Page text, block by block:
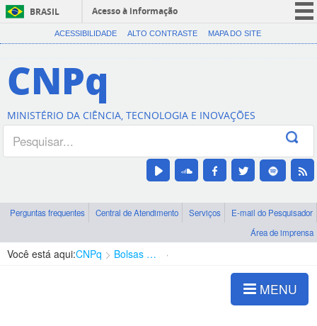
BRASIL
Acesso à informação
CORONAVÍRUS (COVID-19)
Canais
ACESSIBILIDADE ALTO CONTRASTE MAPA DO SITE
CNPq
MINISTÉRIO DA CIÊNCIA, TECNOLOGIA E INOVAÇÕES
Perguntas frequentes Central de Atendimento Serviços
E-mail do Pesquisador
Área de imprensa
Você está aqui:CNPq Bolsas e Auxílios Vigentes
MENU